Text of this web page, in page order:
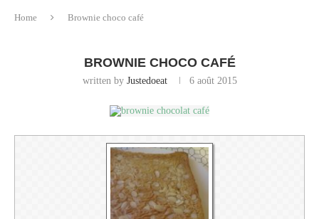
Home Brownie choco café
BROWNIE CHOCO CAFÉ
written by Justedoeat 6 août 2015